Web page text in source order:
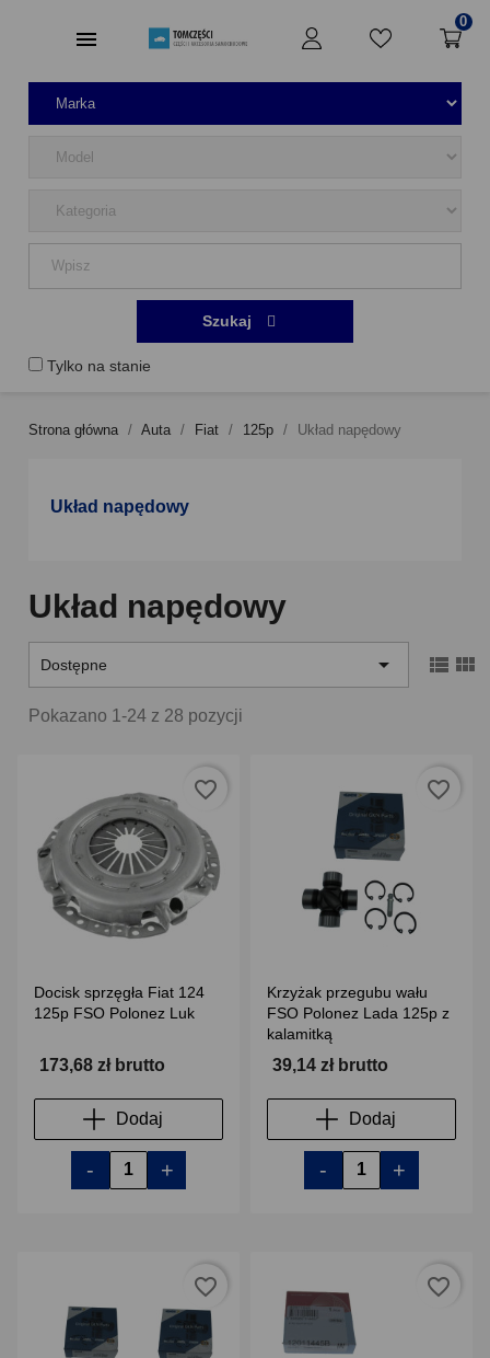
0
Tylko na stanie
Szukaj
Strona główna Auta Fiat 125p Układ napędowy
Układ napędowy
Układ napędowy
Dostępne   
Pokazano 1-24 z 28 pozycji
Docisk sprzęgła Fiat 124
125p FSO Polonez Luk
173,68 zł brutto
Dodaj
- +
favorite_border
Krzyżak przegubu wału
FSO Polonez Lada 125p z
kalamitką
39,14 zł brutto
Dodaj
- +
favorite_border
favorite_border favorite_border